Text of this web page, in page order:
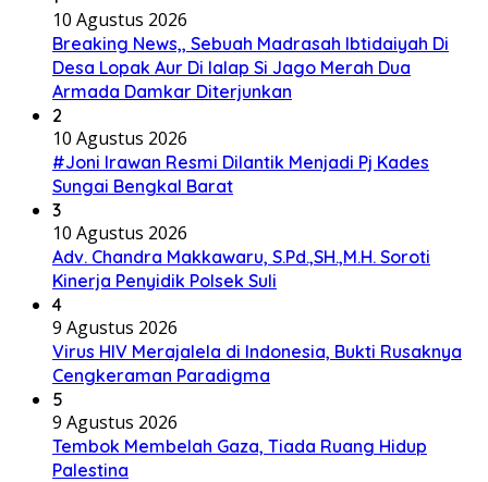
10 Agustus 2026
Breaking News,, Sebuah Madrasah Ibtidaiyah Di
Desa Lopak Aur Di lalap Si Jago Merah Dua
Armada Damkar Diterjunkan
2
10 Agustus 2026
#Joni Irawan Resmi Dilantik Menjadi Pj Kades
Sungai Bengkal Barat
3
10 Agustus 2026
Adv. Chandra Makkawaru, S.Pd.,SH.,M.H. Soroti
Kinerja Penyidik Polsek Suli
4
9 Agustus 2026
Virus HIV Merajalela di Indonesia, Bukti Rusaknya
Cengkeraman Paradigma
5
9 Agustus 2026
Tembok Membelah Gaza, Tiada Ruang Hidup
Palestina